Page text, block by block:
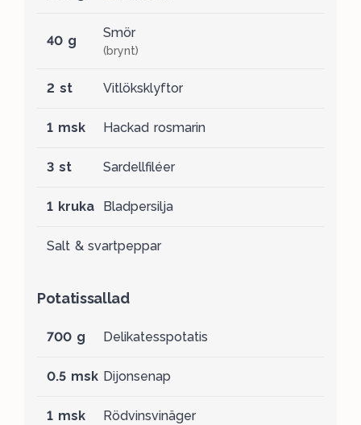
40 g
Smör
(brynt)
2 st Vitlöksklyftor
1 msk Hackad rosmarin
3 st Sardellfiléer
1 kruka Bladpersilja
Salt & svartpeppar
Potatissallad
700 g Delikatesspotatis
0.5 msk Dijonsenap
1 msk Rödvinsvinäger